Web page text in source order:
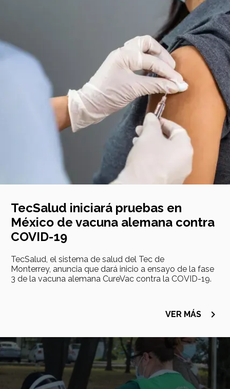
TecSalud iniciará pruebas en
México de vacuna alemana contra
COVID-19
TecSalud, el sistema de salud del Tec de
Monterrey, anuncia que dará inicio a ensayo de la fase
3 de la vacuna alemana CureVac contra la COVID-19.
VER MÁS navigate_next
Imagen
principal